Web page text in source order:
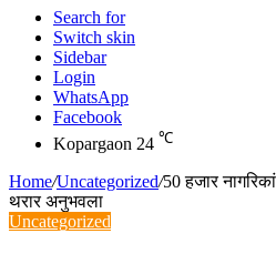
Search for
Switch skin
Sidebar
Login
WhatsApp
Facebook
Kopargaon 24 ℃
Home/Uncategorized/50 हजार
थरार अनुभवला
Uncategorized